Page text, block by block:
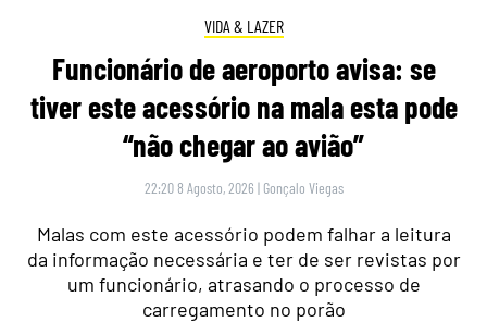
VIDA & LAZER
Funcionário de aeroporto avisa: se
tiver este acessório na mala esta pode
“não chegar ao avião”
22:20 8 Agosto, 2026 | Gonçalo Viegas
Malas com este acessório podem falhar a leitura
da informação necessária e ter de ser revistas por
um funcionário, atrasando o processo de
carregamento no porão